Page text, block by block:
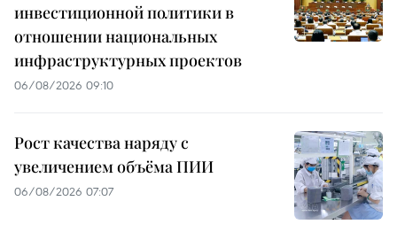
инвестиционной политики в
отношении национальных
инфраструктурных проектов
06/08/2026 09:10
Рост качества наряду с
увеличением объёма ПИИ
06/08/2026 07:07